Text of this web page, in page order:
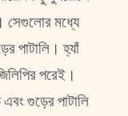
সেগুলোর মধ্যে
পাটালি। হ্যাঁ
পরেই।
গুড়ের পাটালি